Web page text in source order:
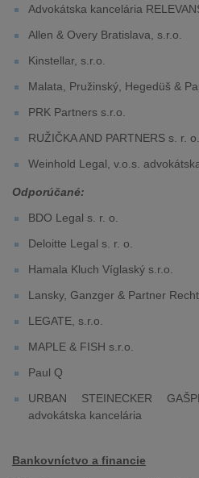
Advokátska kancelária
Allen & Overy Bratislava, s.r.o.
Kinstellar, s.r.o.
Malata, Pružinský, Hegedüš &
PRK Partners s.r.o.
RUŽIČKA AND PARTNERS s. r. o.
Weinhold Legal, v.o.s.
Odporúčané:
BDO Legal s. r. o.
Deloitte Legal s. r. o.
Hamala Kluch Víglaský s.r.o.
Lansky, Ganzger & Partner
LEGATE, s.r.o.
MAPLE & FISH s.r.o.
Paul Q
URBAN STEINECKER
advokátska kancelária
Bankovníctvo a financie